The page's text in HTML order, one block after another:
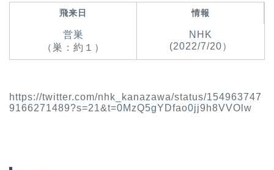
飛来日 情報
営巣
（巣：約１）
NHK
(2022/7/20）
https://twitter.com/nhk_kanazawa/status/154963747
9166271489?s=21&t=0MzQ5gYDfao0jj9h8VVOlw